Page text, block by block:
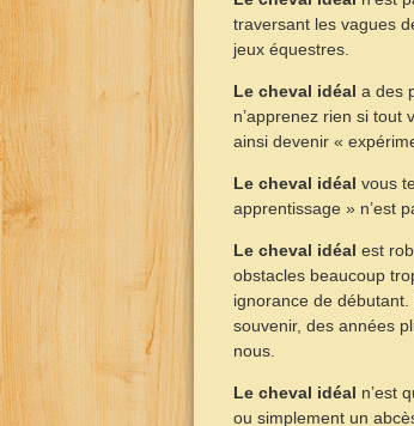
traversant les vagues
jeux équestres.
Le cheval idéal a des
n’apprenez rien si tout
ainsi devenir «
Le cheval idéal vous
apprentissage » n’est
Le cheval idéal est
obstacles beaucoup
ignorance de
souvenir, des années
nous.
Le cheval idéal n’est
ou simplement un